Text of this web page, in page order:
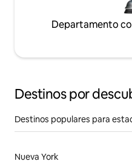
Departamento
Destinos por
Destinos populares para
Nueva York